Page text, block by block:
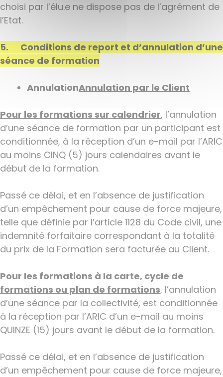
choisi par l’élu.e ne dispose pas de l’agrément de
l’Etat.
5. Conditions de report et d’annulation d’une
séance de formation
AnnulationAnnulation par le Client
Pour les formations sur calendrier, l’annulation
d’une séance de formation par un participant est
conditionnée, à la réception d’un e-mail par l’ARIC
au moins CINQ (5) jours calendaires avant le
début de la formation.
Passé ce délai, et en l’absence de justification
d’un empêchement pour cause de force majeure,
telle que définie par l’article 1128 du Code civil, une
indemnité forfaitaire correspondant à la totalité
du prix de la Formation sera facturée au Client.
Pour les formations à la carte, cycle de
formations ou plan de formations, l’annulation
d’une séance par la collectivité, est conditionnée
à la réception par l’ARIC d’un e-mail au moins
QUINZE (15) jours avant le début de la formation.
Passé ce délai, et en l’absence de justification
d’un empêchement pour cause de force majeure,